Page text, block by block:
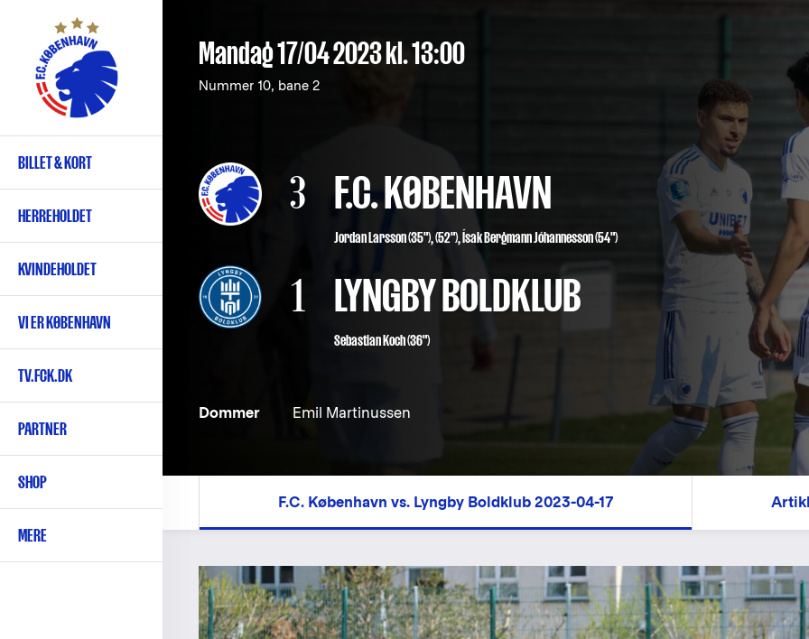
hovedindhold
Primær
navigation
BILLET & KORT
HERREHOLDET
KVINDEHOLDET
VI ER KØBENHAVN
TV.FCK.DK
PARTNER
SHOP
MERE
Mandag 17/04 2023kl. 13:00
Nummer 10, bane 2
3 F.C. KØBENHAVN
Jordan Larsson(35"), (52"),Ísak Bergmann Jóhannesson(54")
1 LYNGBY BOLDKLUB
Sebastian Koch (36")
Dommer Emil Martinussen
F.C. København vs. Lyngby Boldklub 2023-04-17